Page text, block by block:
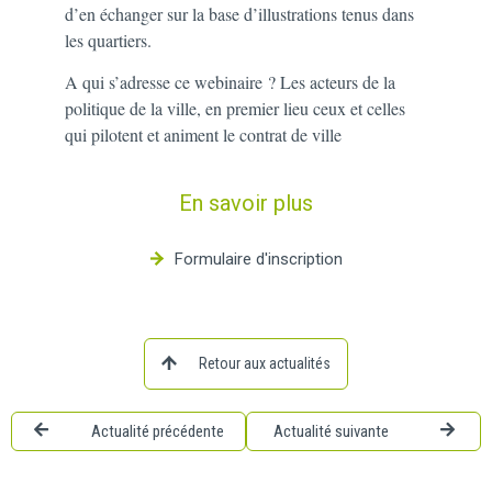
d’en échanger sur la base d’illustrations tenus dans
les quartiers.
A qui s’adresse ce webinaire ? Les acteurs de la
politique de la ville, en premier lieu ceux et celles
qui pilotent et animent le contrat de ville
En savoir plus
Formulaire d'inscription
Retour aux actualités
Actualité précédente Actualité suivante